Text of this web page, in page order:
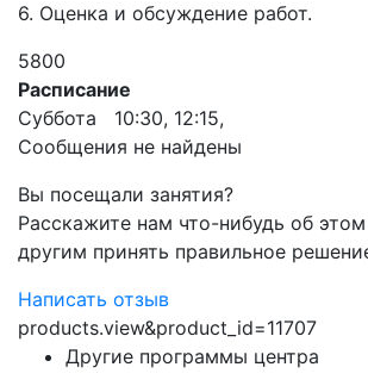
6. Оценка и обсуждение работ.
5800
Расписание
Суббота 10:30, 12:15,
Сообщения не найдены
Вы посещали занятия?
Расскажите нам что-нибудь об
другим принять правильное
Написать отзыв
products.view&product_id=11707
Другие программы центра